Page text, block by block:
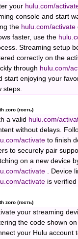
your hulu.com/
console and start
the hulu.com/activate
faster, use the
Streaming setup
correctly on the
through hulu.com/
start enjoying your
steps.
zoro (гость)
a valid hulu.com/
without delays.
activate to finish
to securely pair
on a new device
activate . Device
activate is
zoro (гость)
your streaming
the code shown
your Hulu account